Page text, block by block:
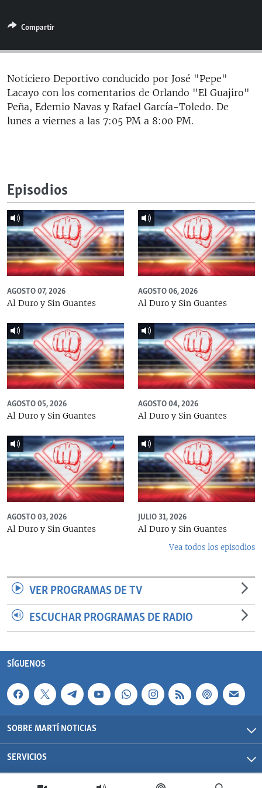
ESPECIALES
ESPECIALES
LA REALIDAD DE LA VIVIENDA EN CUBA
SER VIEJO EN CUBA
KENTU-CUBANO
MULTIMEDIA
EDITORIALES
SÍGUENOS
Compartir
Noticiero Deportivo conducido por José "Pepe"
Lacayo con los comentarios de Orlando "El Guajiro"
Peña, Edemio Navas y Rafael García-Toledo. De
lunes a viernes a las 7:05 PM a 8:00 PM.
Episodios
AGOSTO 07, 2026
Al Duro y Sin Guantes
AGOSTO 06, 2026
Al Duro y Sin Guantes
AGOSTO 05, 2026
Al Duro y Sin Guantes
AGOSTO 04, 2026
Al Duro y Sin Guantes
AGOSTO 03, 2026
Al Duro y Sin Guantes
JULIO 31, 2026
Al Duro y Sin Guantes
Vea todos los episodios
VER PROGRAMAS DE TV
ESCUCHAR PROGRAMAS DE RADIO
SÍGUENOS
SOBRE MARTÍ NOTICIAS
SERVICIOS